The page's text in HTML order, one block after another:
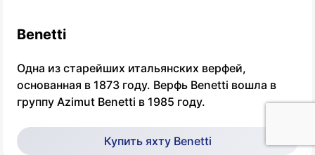
Benetti
Одна из старейших итальянских верфей,
основанная в 1873 году. Верфь Benetti вошла в
группу Azimut Benetti в 1985 году.
Купить яхту Benetti